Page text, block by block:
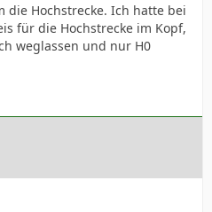
die Hochstrecke. Ich hatte bei
für die Hochstrecke im Kopf,
weglassen und nur H0